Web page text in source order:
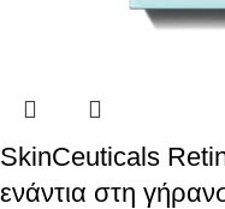
SkinCeuticals
ενάντια στη